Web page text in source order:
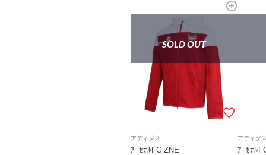
SOLD OUT
アディダス
ｱｰｾﾅﾙFC ZNE
アディダ
ｱｰｾﾅﾙ